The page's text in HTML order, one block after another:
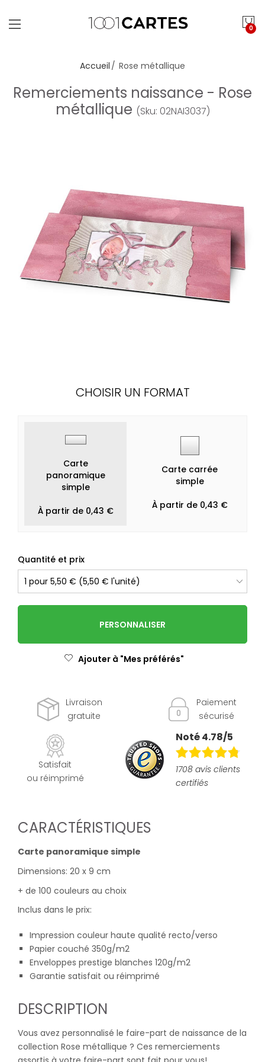
0
Accueil Rose métallique
Remerciements naissance - Rose
métallique (Sku: 02NAI3037)
CHOISIR UN FORMAT
Carte
panoramique
simple
À partir de 0,43 €
Carte carrée
simple
À partir de 0,43 €
Quantité et prix
PERSONNALISER
Ajouter à "Mes préférés"
Livraison
gratuite
Paiement
sécurisé
Satisfait
ou réimprimé
Noté 4.78/5
1708 avis clients
certifiés
CARACTÉRISTIQUES
Carte panoramique simple
Dimensions: 20 x 9 cm
+ de 100 couleurs au choix
Inclus dans le prix:
Impression couleur haute qualité recto/verso
Papier couché 350g/m2
Enveloppes prestige blanches 120g/m2
Garantie satisfait ou réimprimé
DESCRIPTION
Vous avez personnalisé le faire-part de naissance de la
collection Rose métallique ? Ces remerciements